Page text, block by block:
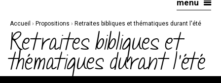
navigation
menu
Accueil › Propositions › Retraites bibliques et thématiques durant l'été
Retraites bibliques et
thématiques durant l'été